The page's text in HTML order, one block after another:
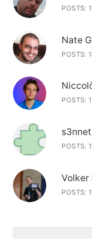
POSTS:
Nate
POSTS:
POSTS: 1
POSTS:
Volker
POSTS: